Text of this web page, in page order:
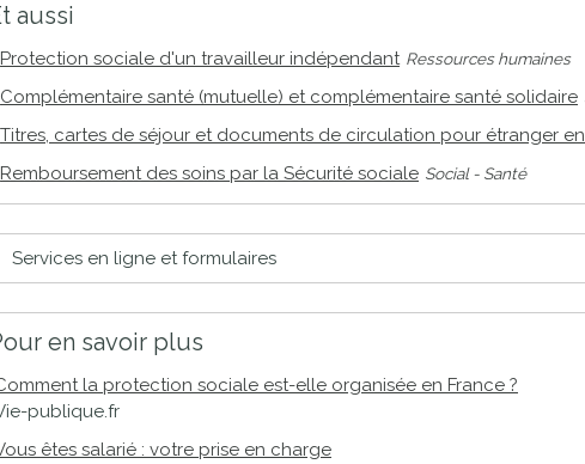
s'amuser
aussi
Protection sociale d'un travailleur indépendant Ressources humaines
Complémentaire santé (mutuelle) et complémentaire santé solidaire
Titres, cartes de séjour et documents de circulation pour étranger
Remboursement des soins par la Sécurité sociale Social - Santé
Services en ligne et formulaires
en savoir plus
la protection sociale est-elle organisée en France ?
publique.fr
êtes salarié : votre prise en charge